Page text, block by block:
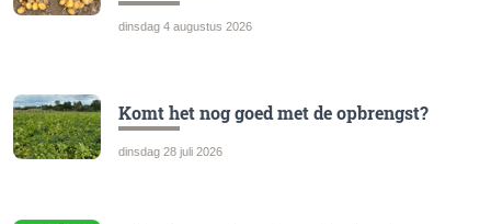
dinsdag 4 augustus 2026
Komt het nog goed met de opbrengst?
dinsdag 28 juli 2026